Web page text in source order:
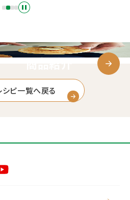
シピ一覧へ戻る